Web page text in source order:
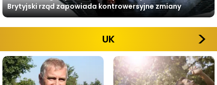
Brytyjski rząd zapowiada kontrowersyjne zmiany
UK